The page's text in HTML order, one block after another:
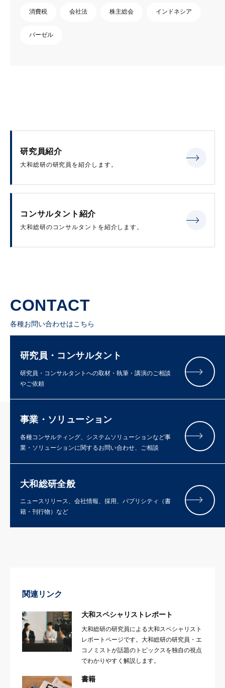
消費税 会社法 株主総会 インドネシア
バーゼル
研究員紹介
大和総研の研究員を紹介します。
コンサルタント紹介
大和総研のコンサルタントを紹介します。
CONTACT
各種お問い合わせはこちら
研究員・コンサルタント
研究員・コンサルタントへの取材・執筆・講演のご相談
やご依頼
事業・ソリューション
各種コンサルティング、システムソリューションなど事
業・ソリューションに関するお問い合わせ、ご相談
大和総研全般
ニュースリリース、会社情報、採用、パブリシティ（書
籍・刊行物）など
関連リンク
大和スペシャリストレポート
大和総研の研究員による大和スペシャリスト
レポートページです。大和総研の研究員・エ
コノミストが話題のトピックスを独自の視点
でわかりやすく解説します。
書籍